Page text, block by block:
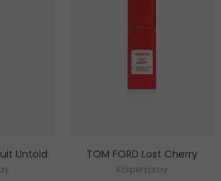
Untold TOM FORD Lost Cherry
Körperspray